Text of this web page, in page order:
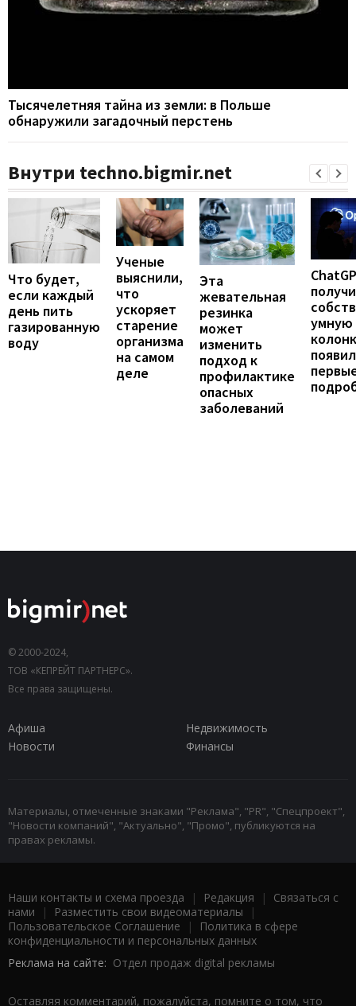
Тысячелетняя тайна из земли: в Польше
обнаружили загадочный перстень
Внутри techno.bigmir.net
Что будет,
если каждый
день пить
газированную
воду
Ученые
выяснили,
что
ускоряет
старение
организма
на самом
деле
Эта
жевательная
резинка
может
изменить
подход к
профилактике
опасных
заболеваний
умную
© 2000-2024,
ТОВ «КЕПРЕЙТ ПАРТНЕРС».
Все права защищены.
Афиша
Недвижимость
Новости
Финансы
Материалы, отмеченные знаками "Реклама", "PR", "Спецпроект",
"Новости компаний", "Актуально", "Промо", публикуются на
правах рекламы.
Наши контакты и схема проезда | Редакция | Связаться с
нами | Разместить свои видеоматериалы |
Пользовательское Соглашение |
Политика в сфере
конфиденциальности и персональных данных
Реклама на сайте: Отдел продаж digital рекламы
Оставляя комментарий, пожалуйста, помните о том, что